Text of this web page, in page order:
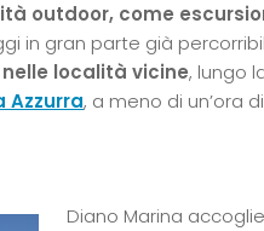
outdoor, come
in gran parte già
località vicine, lungo
Azzurra, a meno di un’ora
Diano Marina